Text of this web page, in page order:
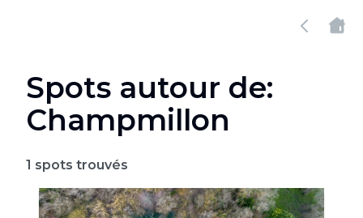
Spots autour de:
Champmillon
1 spots trouvés